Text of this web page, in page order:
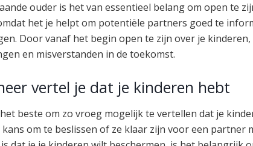
ouder is het van essentieel belang om open te
het je helpt om potentiële partners goed te
Door vanaf het begin open te zijn over je
en misverstanden in de toekomst.
vertel je dat je kinderen hebt
beste om zo vroeg mogelijk te vertellen dat je
om te beslissen of ze klaar zijn voor een partner